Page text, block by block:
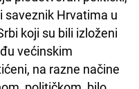
saveznik Hrvatima u
koji su bili izloženi
većinskim
na razne načine